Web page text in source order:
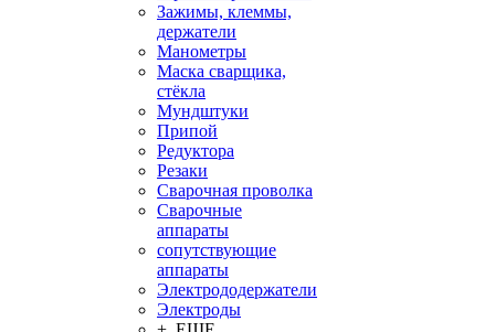
Зажимы, клеммы,
держатели
Манометры
Маска сварщика,
стёкла
Мундштуки
Припой
Редуктора
Резаки
Сварочная проволка
Сварочные
аппараты
сопутствующие
аппараты
Электрододержатели
Электроды